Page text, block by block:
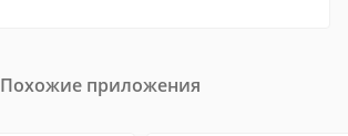
Похожие приложения